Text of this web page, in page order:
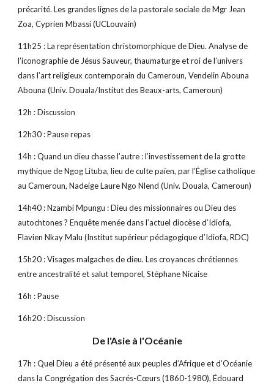
précarité. Les grandes lignes de la pastorale sociale de Mgr Jean
Zoa, Cyprien Mbassi (UCLouvain)
11h25 : La représentation christomorphique de Dieu. Analyse de
l’iconographie de Jésus Sauveur, thaumaturge et roi de l’univers
dans l’art religieux contemporain du Cameroun, Vendelin Abouna
Abouna (Univ. Douala/Institut des Beaux-arts, Cameroun)
12h : Discussion
12h30 : Pause repas
14h : Quand un dieu chasse l’autre : l’investissement de la grotte
mythique de Ngog Lituba, lieu de culte païen, par l’Église catholique
au Cameroun, Nadeige Laure Ngo Nlend (Univ. Douala, Cameroun)
14h40 : Nzambi Mpungu : Dieu des missionnaires ou Dieu des
autochtones ? Enquête menée dans l’actuel diocèse d’Idiofa,
Flavien Nkay Malu (Institut supérieur pédagogique d’Idiofa, RDC)
15h20 : Visages malgaches de dieu. Les croyances chrétiennes
entre ancestralité et salut temporel, Stéphane Nicaise
16h : Pause
16h20 : Discussion
De l'Asie à l'Océanie
17h : Quel Dieu a été présenté aux peuples d’Afrique et d’Océanie
dans la Congrégation des Sacrés-Cœurs (1860-1980), Édouard